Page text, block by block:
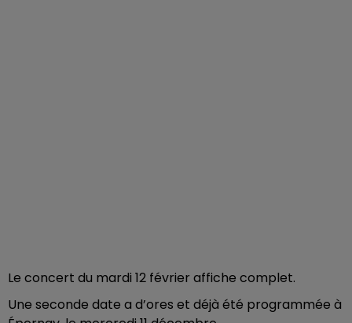
Le concert du mardi 12 février affiche complet.
Une seconde date a d’ores et déjà été programmée à